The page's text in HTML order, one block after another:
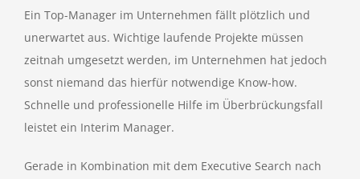
Ein Top-Manager im Unternehmen fällt plötzlich und
unerwartet aus. Wichtige laufende Projekte müssen
zeitnah umgesetzt werden, im Unternehmen hat jedoch
sonst niemand das hierfür notwendige Know-how.
Schnelle und professionelle Hilfe im Überbrückungsfall
leistet ein Interim Manager.
Gerade in Kombination mit dem Executive Search nach